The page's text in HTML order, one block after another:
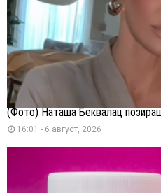
(Фото) Наташа Беквалац
16:01 - 6 август, 2026